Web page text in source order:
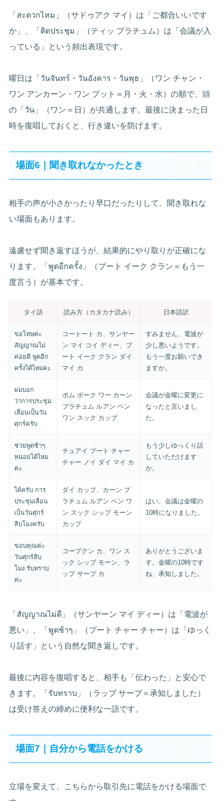
「สะดวกไหม」（サドゥアク マイ）は「ご都合いいです
か」、「ติดประชุม」（ティッ プラチュム）は「会議が入
っている」という頻出表現です。
曜日は「วันจันทร์・วันอังคาร・วันพุธ」（ワン チャン・
ワン アンカーン・ワン プット＝月・火・水）の順で、頭
の「วัน」（ワン＝日）が共通します。最後に決まった日
時を復唱しておくと、行き違いを防げます。
場面6｜聞き取れなかったとき
相手の声が小さかったり早口だったりして、聞き取れな
い場面もあります。
遠慮せず聞き返すほうが、結果的にやり取りが正確にな
ります。「พูดอีกครั้ง」（プート イーク クラン＝もう一
度言う）が基本です。
タイ語 読み方（カタカナ読み） 日本語訳
ขอโทษค่ะ
สัญญาณไม่
ค่อยดี พูดอีก
ครั้งได้ไหมคะ
コートート カ、サンヤー
ン マイ コイ ディー、プ
ート イーク クラン ダイ
マイ カ
すみません、電波が
少し悪いようです。
もう一度お願いでき
ますか。
ผมบอก
ว่าการประชุม
เลื่อนเป็นวัน
ศุกร์ครับ
ポム ボーク ワー カーン
プラチュム ルアン ペン
ワン スック カップ
会議が金曜に変更に
なったと言いまし
た。
ช่วยพูดช้าๆ
หน่อยได้ไหม
คะ
チュアイ プート チャー
チャー ノイ ダイ マイ カ
もう少しゆっくり話
していただけます
か。
ได้ครับ การ
ประชุมเลื่อน
เป็นวันศุกร์
สิบโมงครับ
ダイ カップ、カーン プ
ラチュム ルアン ペン ワ
ン スック シップ モーン
カップ
はい。会議は金曜の
10時になりました。
ขอบคุณค่ะ
วันศุกร์สิบ
โมง รับทราบ
ค่ะ
コープクン カ、ワン ス
ック シップ モーン、ラ
ップ サープ カ
ありがとうございま
す。金曜の10時です
ね、承知しました。
「สัญญาณไม่ดี」（サンヤーン マイ ディー）は「電波が
悪い」、「พูดช้าๆ」（プート チャー チャー）は「ゆっく
り話す」という自然な聞き返しです。
最後に内容を復唱すると、相手も「伝わった」と安心で
きます。「รับทราบ」（ラップ サープ＝承知しました）
は受け答えの締めに便利な一語です。
場面7｜自分から電話をかける
立場を変えて、こちらから取引先に電話をかける場面で